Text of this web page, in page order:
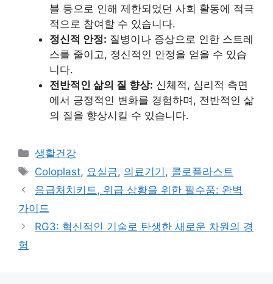
블 등으로 인해 제한되었던 사회 활동에 적극
적으로 참여할 수 있습니다.
정신적 안정: 질병이나 증상으로 인한 스트레
스를 줄이고, 정신적인 안정을 얻을 수 있습
니다.
전반적인 삶의 질 향상: 신체적, 심리적 측면
에서 긍정적인 변화를 경험하며, 전반적인 삶
의 질을 향상시킬 수 있습니다.
Categories
생활건강
Tags
Coloplast, 요실금, 의료기기 , 콜로플라스트
응급처치키트, 위급 상황을 위한 필수품: 완벽
가이드
RG3: 혁신적인 기술로 탄생한 새로운 차원의 경
험